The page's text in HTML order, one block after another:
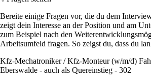
Bereite einige Fragen vor, die du dem
zeigt dein Interesse an der Position und am
zum Beispiel nach den
Arbeitsumfeld fragen. So zeigst du, dass du
Kfz-Mechatroniker / Kfz-Monteur (w/m/d)
Eberswalde - auch als Quereinstieg - 302